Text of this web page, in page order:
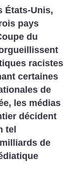
États-Unis,
pays
du
racistes
certaines
de
les médias
décident
tel
de